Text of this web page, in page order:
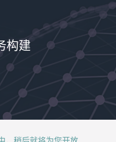
构建